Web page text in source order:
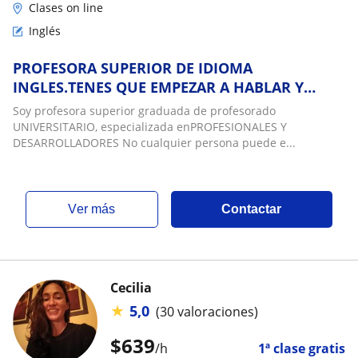
Clases on line
Inglés
PROFESORA SUPERIOR DE IDIOMA
INGLES.TENES QUE EMPEZAR A HABLAR Y
ENTENDER? EMPRESAS Y PROFESIONALES
Soy profesora superior graduada de profesorado
UNIVERSITARIO, especializada enPROFESIONALES Y
DESARROLLADORES No cualquier persona puede e...
ver más Contactar
$639/h 1ª clase gratis
Cecilia
★ 5,0 (30 valoraciones)